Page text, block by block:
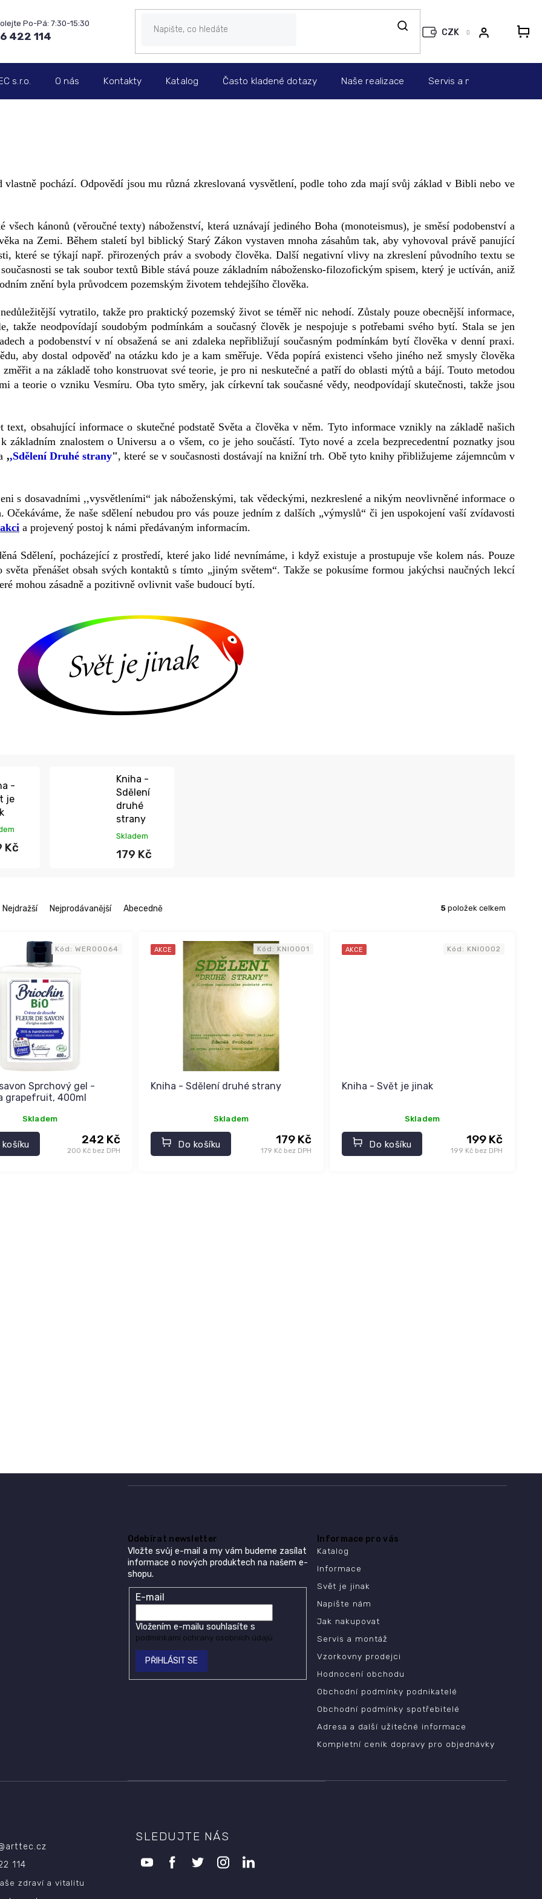
422 114 CZK
s.r.o. O nás Kontakty Katalog Často kladené dotazy Naše realizace Servis a montáž
pochází. Odpovědí jsou mu různá zkreslovaná vysvětlení, podle toho zda mají svůj základ v Bibli nebo ve
kánonů (věroučné texty) náboženství, která uznávají jediného Boha (monoteismus), je směsí podobenství a
na Zemi. Během staletí byl biblický Starý Zákon vystaven mnoha zásahům tak, aby vyhovoval právě panující
které se týkají např. přirozených práv a svobody člověka. Další negativní vlivy na zkreslení původního textu se
se tak soubor textů Bible stává pouze základním nábožensko-filozofickým spisem, který je uctíván, aniž
znění byla průvodcem pozemským životem tehdejšího člověka.
vytratilo, takže pro praktický pozemský život se téměř nic nehodí. Zůstaly pouze obecnější informace,
neodpovídají soudobým podmínkám a současný člověk je nespojuje s potřebami svého bytí. Stala se jen
a podobenství v ní obsažená se ani zdaleka nepřibližují současným podmínkám bytí člověka v denní praxi.
aby dostal odpověď na otázku kdo je a kam směřuje. Věda popírá existenci všeho jiného než smysly člověka
a na základě toho konstruovat své teorie, je pro ni neskutečné a patří do oblasti mýtů a bájí. Touto metodou
a teorie o vzniku Vesmíru. Oba tyto směry, jak církevní tak současné vědy, neodpovídají skutečnosti, takže jsou
text, obsahující informace o skutečné podstatě Světa a člověka v něm. Tyto informace vznikly na základě našich
znalostem o Universu a o všem, co je jeho součástí. Tyto nové a zcela bezprecedentní poznatky jsou
,,Sdělení Druhé strany", které se v současnosti dostávají na knižní trh. Obě tyto knihy přibližujeme zájemncům v
s dosavadními ,,vysvětleními“ jak náboženskými, tak vědeckými, nezkreslené a nikým neovlivněné informace o
že naše sdělení nebudou pro vás pouze jedním z dalších „výmyslů“ či jen uspokojení vaší zvídavosti
a projevený postoj k námi předávaným informacím.
Sdělení, pocházející z prostředí, které jako lidé nevnímáme, i když existuje a prostupuje vše kolem nás. Pouze
přenášet obsah svých kontaktů s tímto „jiným světem“. Takže se pokusíme formou jakýchsi naučných lekcí
mohou zásadně a pozitivně ovlivnit vaše budoucí bytí.
-
je
Kč
Kniha -
Sdělení
druhé
strany
Skladem
179 Kč
Nejdražší Nejprodávanější Abecedně 5 položek celkem
Sprchový gel -
grapefruit, 400ml
Skladem
200 Kč bez DPH
242 Kč
Kód: WER00064 AKCE
Kniha - Sdělení druhé strany
Skladem
179 Kč bez DPH
179 Kč
Do košíku
Kód: KNI0001 AKCE
Kniha - Svět je jinak
Skladem
199 Kč bez DPH
199 Kč
Do košíku
Kód: KNI0002
l
á
í
p
r
v
k
y
v
p
i
s
Odebírat newsletter
Vložte svůj e-mail a my vám budeme zasílat
informace o nových produktech na našem e-
shopu.
E-mail
Vložením e-mailu souhlasíte s
podmínkami ochrany osobních údajů
PŘIHLÁSIT SE
Informace pro vás
Katalog
Informace
Svět je jinak
Napište nám
Jak nakupovat
Servis a montáž
Vzorkovny prodejci
Hodnocení obchodu
Obchodní podmínky podnikatelé
Obchodní podmínky spotřebitelé
Adresa a další užitečné informace
Kompletní ceník dopravy pro objednávky
arttec.cz
114
zdraví a vitalitu
SLEDUJTE NÁS